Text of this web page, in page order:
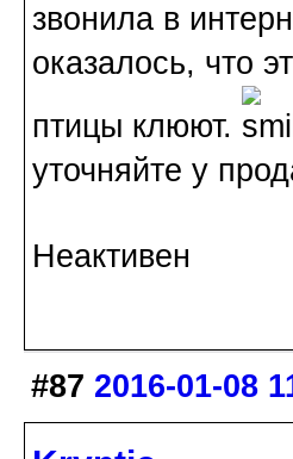
звонила в
оказалось, что
птицы клюют.
уточняйте у
Неактивен
#87 2016-01-08